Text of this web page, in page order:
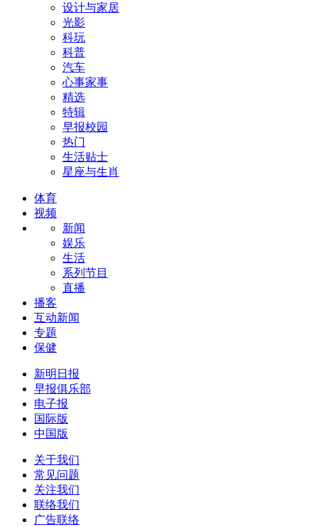
设计与家居
光影
科玩
科普
汽车
心事家事
精选
特辑
早报校园
热门
生活贴士
星座与生肖
体育
视频
新闻
娱乐
生活
系列节目
直播
播客
互动新闻
专题
保健
新明日报
早报俱乐部
电子报
国际版
中国版
关于我们
常见问题
关注我们
联络我们
广告联络